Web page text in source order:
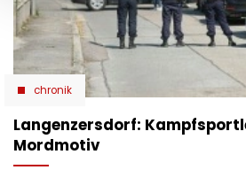
chronik
Langenzersdorf:
Mordmotiv